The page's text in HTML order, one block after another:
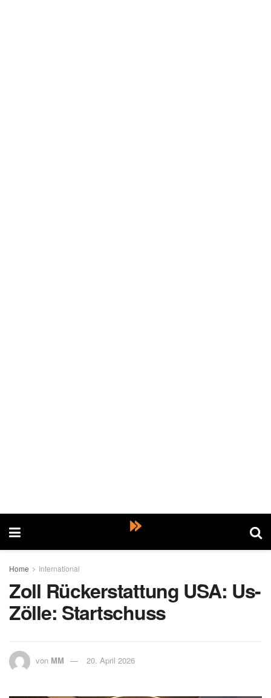
Home International
Zoll Rückerstattung USA: Us-
Zölle: Startschuss
von MM 20. April 2026